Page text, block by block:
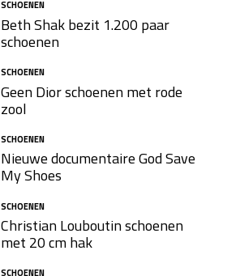
SCHOENEN
Beth Shak bezit 1.200 paar
schoenen
SCHOENEN
Geen Dior schoenen met rode
zool
SCHOENEN
Nieuwe documentaire God Save
My Shoes
SCHOENEN
Christian Louboutin schoenen
met 20 cm hak
SCHOENEN